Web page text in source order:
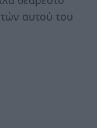
αυτού του